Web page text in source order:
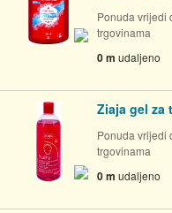
Ponuda vrijedi
trgovinama
0 m udaljeno
Ziaja gel za
Ponuda vrijedi
trgovinama
0 m udaljeno